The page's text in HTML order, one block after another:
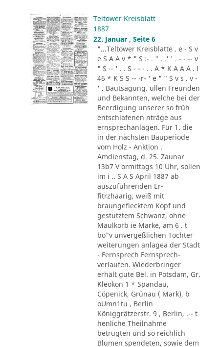
Teltower Kreisblatt
1887
22. Januar , Seite 6
"...Teltower Kreisblatte . e - S v
e S A A v * " S :- . " . .' ' . - - -- v
" S -- ' . . S - - - . . A * K A A A . l
46 * K S S -- -r- ' e " " S v s . v -
' . Bautsagung. ullen Freunden
und Bekannten, welche bei der
Beerdigung unserer so früh
entschlafenen nträge aus
ernsprechanlagen. Für 1. die
in der nächsten Bauperiode
vom Holz - Anktion .
Amdienstag, d. 25. Zaunar
13b7 V ormittags 10 Uhr, sollen
im i .. S A S April 1887 ab
auszuführenden Er-
fitrzhaarig, weiß mit
braungeflecktem Kopf und
gestutztem Schwanz, ohne
Maulkorb ie Marke, am 6 . t
bo"v unvergeßlichen Tochter
weiterungen anlagea der Stadt
- Fernsprech Fernsprech-
verlaufen. Wiederbringer
erhält gute Bel. in Potsdam, Gr.
Kleokon 1 * Spandau,
Cöpenick, Grünau ( Mark), b
oUmn1tu , Berlin
Königgrätzerstr. 9 , Berlin, .-- t
henliche Theilnahme
betrugten und so reichlich
Blumen spendeten, sowie dem